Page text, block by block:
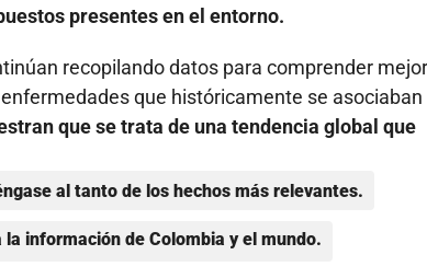
presentes en el entorno.
recopilando datos para comprender
que históricamente se asociaban
que se trata de una tendencia global que
al tanto de los hechos más relevantes.
información de Colombia y el mundo.